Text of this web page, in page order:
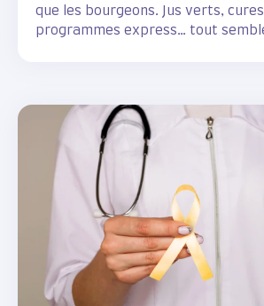
que les bourgeons. Jus verts,
programmes express… tout